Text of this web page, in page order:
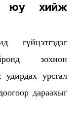
юу хийж
зохион
удирдах урсгал
дараахыг